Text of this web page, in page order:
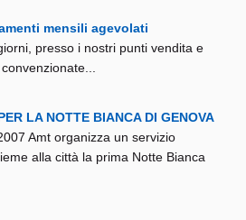
mensili agevolati
presso i nostri punti vendita e
LA NOTTE BIANCA DI GENOVA
Amt organizza un servizio
alla città la prima Notte Bianca